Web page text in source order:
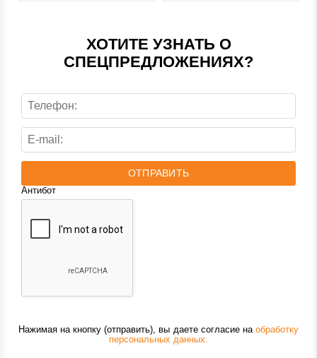
ХОТИТЕ УЗНАТЬ О
СПЕЦПРЕДЛОЖЕНИЯХ?
ОТПРАВИТЬ
Антибот
Нажимая на кнопку (отправить), вы даете согласие на обработку
персональных данных.